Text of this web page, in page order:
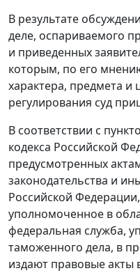
В результате
деле, оспариваемого
и приведенных
которым, по его
характера, предмета и
регулирования суд
В соответствии с
кодекса Российской
предусмотренных
законодательства и
Российской
уполномоченное в
федеральная служба,
таможенного дела, в
издают правовые акты